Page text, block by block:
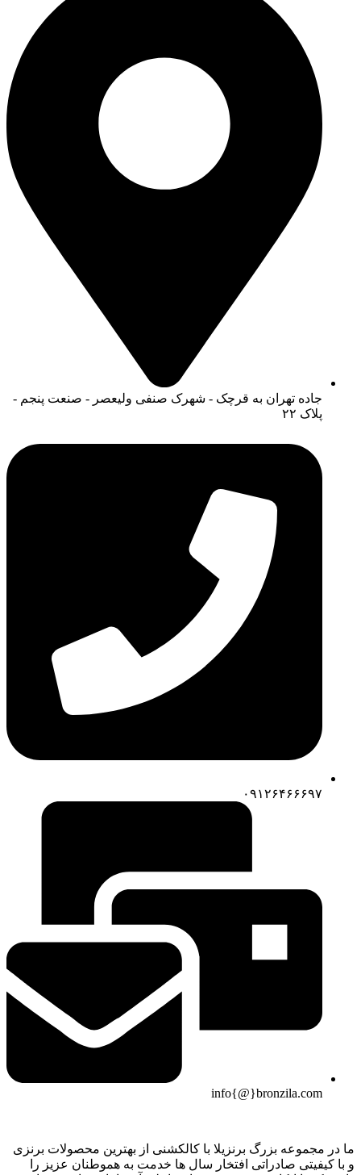
جاده تهران به قرچک - شهرک صنفی ولیعصر - صنعت پنجم -
پلاک ۲۲
۰۹۱۲۶۴۶۶۶۹۷
info{@}bronzila.com
ما در مجموعه بزرگ برنزیلا با کالکشنی از بهترین محصولات برنزی
و با کیفیتی صادراتی افتخار سال ها خدمت به هموطنان عزیز را